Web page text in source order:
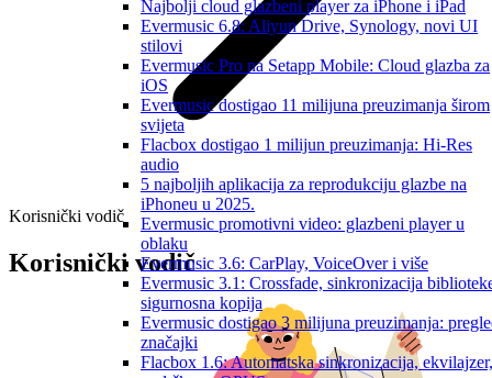
Najbolji cloud glazbeni player za iPhone i iPad
Evermusic 6.8: Aliyun Drive, Synology, novi UI
stilovi
Evermusic Pro na Setapp Mobile: Cloud glazba za
iOS
Evermusic dostigao 11 milijuna preuzimanja širom
svijeta
Flacbox dostigao 1 milijun preuzimanja: Hi-Res
audio
5 najboljih aplikacija za reprodukciju glazbe na
iPhoneu u 2025.
Evermusic promotivni video: glazbeni player u
oblaku
Evermusic 3.6: CarPlay, VoiceOver i više
Evermusic 3.1: Crossfade, sinkronizacija
sigurnosna kopija
Evermusic dostigao 3 milijuna preuzimanja:
značajki
Flacbox 1.6: Automatska sinkronizacija, ekvilajzer,
Korisnički vodič
Korisnički vodič